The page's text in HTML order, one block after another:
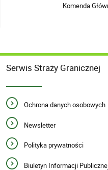
Komenda
Serwis Straży Granicznej
Ochrona danych osobowych
Newsletter
Polityka prywatności
Biuletyn Informacji Publicznej